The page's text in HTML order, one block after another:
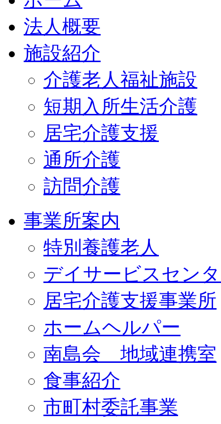
法人概要
施設紹介
介護老人福祉施設
短期入所生活介護
居宅介護支援
通所介護
訪問介護
事業所案内
特別養護老人
デイサービスセン
居宅介護支援事業所
ホームヘルパー
南島会 地域連携室
食事紹介
市町村委託事業